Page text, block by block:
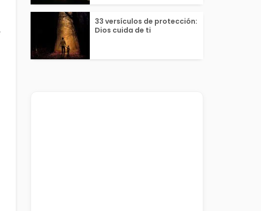
33 versículos de protección:
Dios cuida de ti